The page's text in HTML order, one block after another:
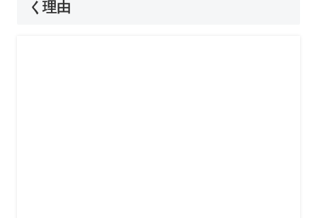
く理由